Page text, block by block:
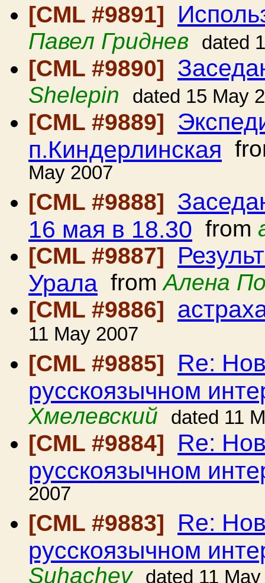
[CML #9891]
Павел Гриднев dated
[CML #9890]
Shelepin dated 15 May
[CML #9889]
п.Киндерлинская
May 2007
[CML #9888]
16 мая в 18.30 from
[CML #9887]
Урала fromАлена
[CML #9886]
11 May 2007
[CML #9885]
Re:
русскоязычном
Хмелевский
dated 11
[CML #9884] Re:
русскоязычном
2007
[CML #9883]
Re:
русскоязычном
Suhachev
dated 11